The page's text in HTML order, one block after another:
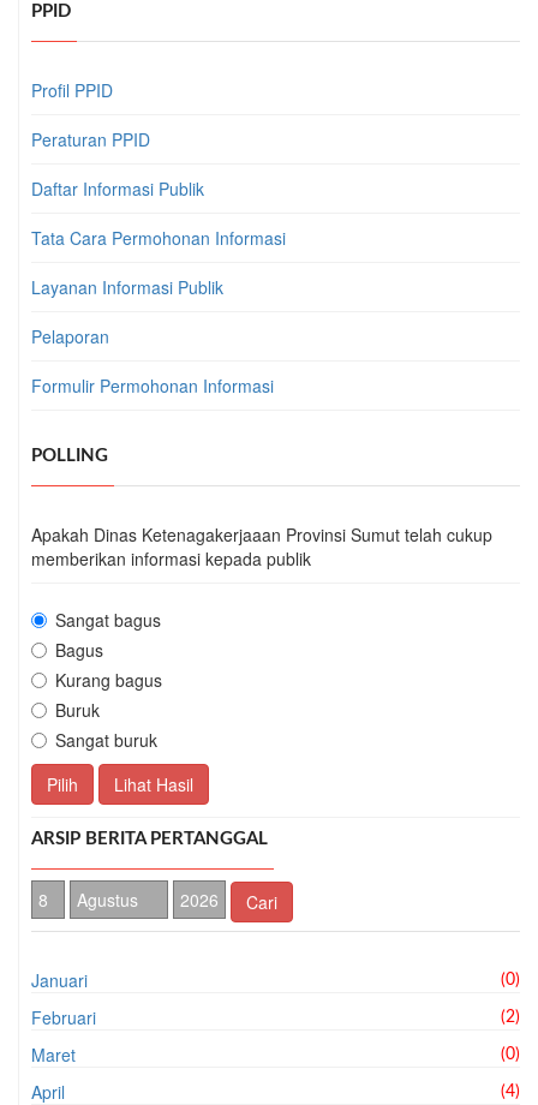
PPID
Profil PPID
Peraturan PPID
Daftar Informasi Publik
Tata Cara Permohonan Informasi
Layanan Informasi Publik
Pelaporan
Formulir Permohonan Informasi
POLLING
Apakah Dinas Ketenagakerjaaan Provinsi Sumut telah cukup
memberikan informasi kepada publik
Sangat bagus
Bagus
Kurang bagus
Buruk
Sangat buruk
Pilih
Lihat Hasil
ARSIP BERITA PERTANGGAL
Cari
Januari (0)
Februari (2)
Maret (0)
April (4)